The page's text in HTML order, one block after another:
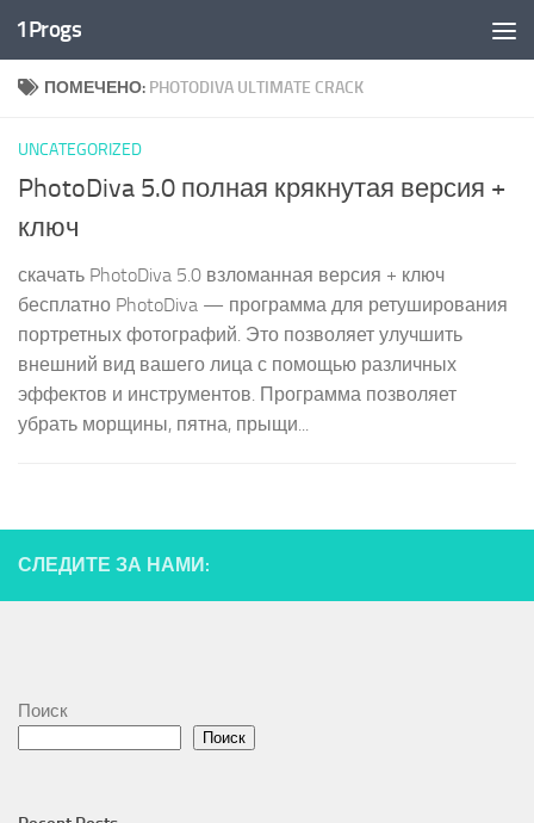
Перейти к содержимому
1Progs
ПОМЕЧЕНО: PHOTODIVA ULTIMATE CRACK
UNCATEGORIZED
PhotoDiva 5.0 полная крякнутая версия +
ключ
скачать PhotoDiva 5.0 взломанная версия + ключ
бесплатно PhotoDiva — программа для ретуширования
портретных фотографий. Это позволяет улучшить
внешний вид вашего лица с помощью различных
эффектов и инструментов. Программа позволяет
убрать морщины, пятна, прыщи...
СЛЕДИТЕ ЗА НАМИ:
Поиск
Поиск